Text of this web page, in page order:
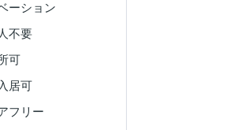
ーション
不要
可
居可
フリー